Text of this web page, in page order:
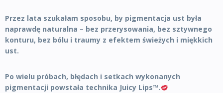
Przez lata szukałam sposobu, by pigmentacja ust była
naprawdę naturalna – bez przerysowania, bez sztywnego
konturu, bez bólu i traumy z efektem świeżych i miękkich
ust.
Po wielu próbach, błędach i setkach wykonanych
pigmentacji powstała technika Juicy Lips™.